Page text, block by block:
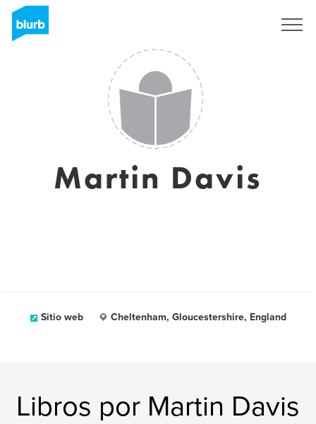
Martin Davis
Sitio web Cheltenham, Gloucestershire, England
Libros por Martin Davis